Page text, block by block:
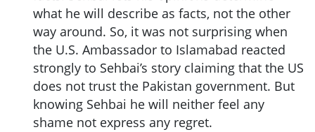
what he will describe as facts, not the other
way around. So, it was not surprising when
the U.S. Ambassador to Islamabad reacted
strongly to Sehbai’s story claiming that the US
does not trust the Pakistan government. But
knowing Sehbai he will neither feel any
shame not express any regret.